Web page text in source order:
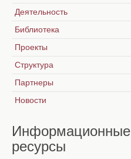
Деятельность
Библиотека
Проекты
Структура
Партнеры
Новости
Информационные
ресурсы